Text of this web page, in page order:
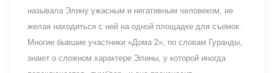
называла Элину ужасным и негативным человеком, не
желая находиться с ней на одной площадке для съемок.
Многие бывшие участники «Дома 2», по словам Гуранды,
знают о сложном характере Элины, у которой иногда